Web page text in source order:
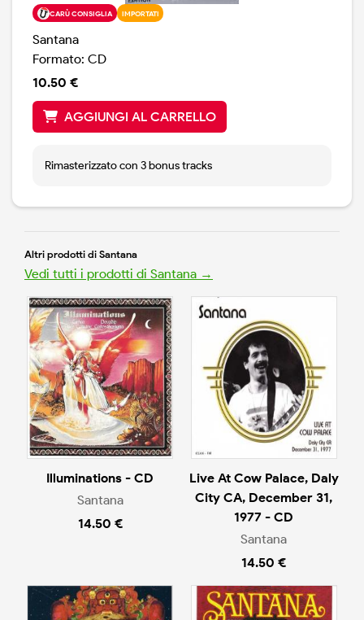
CARÙ CONSIGLIA IMPORTATI
Santana
Formato: CD
10.50 €
AGGIUNGI AL CARRELLO
Rimasterizzato con 3 bonus tracks
Altri prodotti di Santana
Vedi tutti i prodotti di Santana →
Illuminations - CD
Santana
14.50 €
Live At Cow Palace, Daly
City CA, December 31,
1977 - CD
Santana
14.50 €